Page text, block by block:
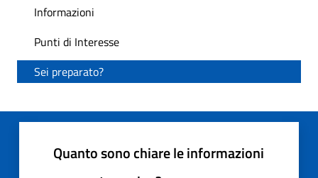
Informazioni
Punti di Interesse
Sei preparato?
Quanto sono chiare le informazioni